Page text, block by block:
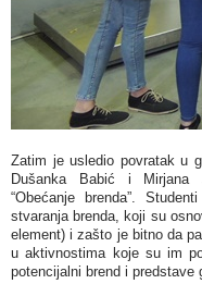
Zatim je usledio povratak u
Dušanka Babić i Mirjana
“Obećanje brenda”.
stvaranja brenda, koji su
element) i zašto je bitno da
u aktivnostima koje su im
potencijalni brend i predstave